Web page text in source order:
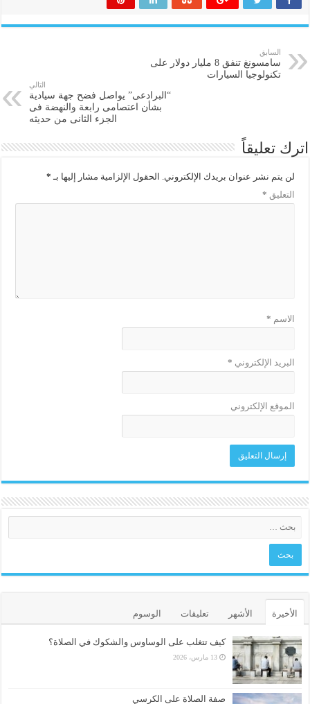
السابق
سامسونغ تنفق 8 مليار دولار على
تكنولوجيا السيارات
التالي
“البرادعى” يواصل فضح جهة سيادية
بشأن اعتصامى رابعة والنهضة فى
الجزء الثانى من حديثه
اترك تعليقاً
لن يتم نشر عنوان بريدك الإلكتروني. الحقول الإلزامية مشار إليها بـ *
التعليق *
الاسم *
البريد الإلكتروني *
الموقع الإلكتروني
الأخيرة الأشهر تعليقات الوسوم
كيف تتغلب على الوساوس والشكوك في الصلاة؟
13 مارس، 2026
صفة الصلاة على الكرسي